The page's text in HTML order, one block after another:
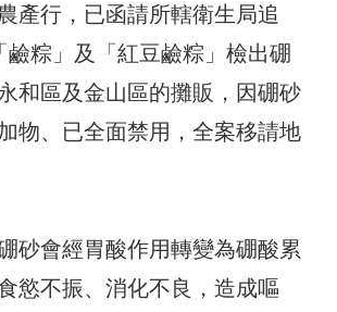
產行，已函請所轄衛生局追
鹼粽」及「紅豆鹼粽」檢出硼
和區及金山區的攤販，因硼砂
物、已全面禁用，全案移請地
砂會經胃酸作用轉變為硼酸累
慾不振、消化不良，造成嘔